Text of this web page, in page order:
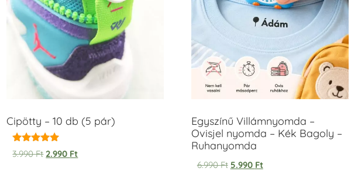
Cipötty – 10 db (5 pár)
Értékelés:
5.00
3.990Ft 2.990 Ft
Egyszínű Villámnyomda –
Ovisjel nyomda – Kék Bagoly –
Ruhanyomda
6.990Ft 5.990 Ft